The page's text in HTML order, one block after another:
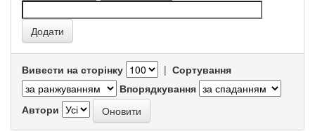
Вивести на сторінку | Сортування
Впорядкування
Автори